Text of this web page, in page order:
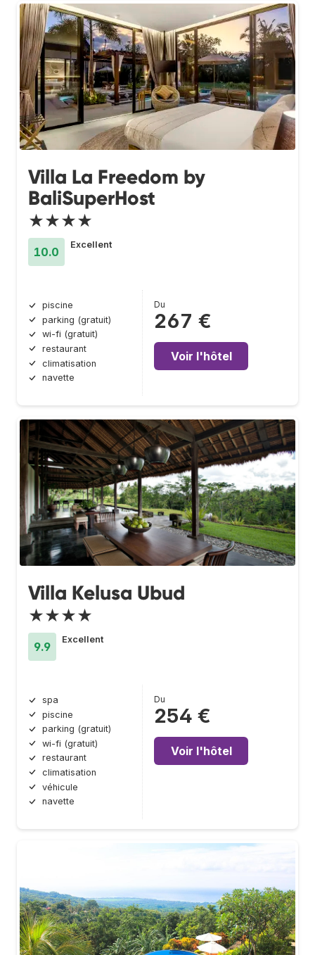
Villa La Freedom by
BaliSuperHost
★★★★
10.0
Excellent
piscine
parking (gratuit)
wi-fi (gratuit)
restaurant
climatisation
navette
Du
267 €
Voir l'hôtel
Villa Kelusa Ubud
★★★★
9.9
Excellent
spa
piscine
parking (gratuit)
wi-fi (gratuit)
restaurant
climatisation
véhicule
navette
Du
254 €
Voir l'hôtel